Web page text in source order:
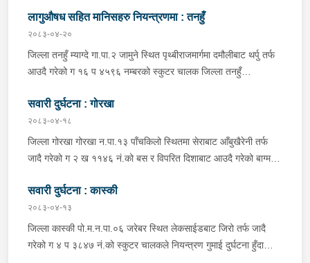
लागुऔषध सहित मानिसहरु नियन्त्रणमा : तनहुँ
२०८३-०४-२०
जिल्ला तनहुँ म्याग्दे गा.पा.२ जामुने स्थित पृथ्बीराजमार्गमा दमौलीबाट थर्पु तर्फ
आउदै गरेको ग १६ प ४५९६ नम्बरको स्कुटर चालक जिल्ला तनहुँ
ऐ.५ बस्ने बर्ष ३४ को नरजंग राना स्कुटर रोकी सर्भिस लेनमा बसीरहेको
अबस्थामा थर्पुबाट खटिएको प्रहरी टोलिले शंकास्पद लागि चेकजाँच गर्ने
क्रममा निज अमन पौडेलको साथबाट र स्कुटरको डिक्की भित्रबाट गरी
प्रतिबन्धित लागुऔषध फेनारागन ११ एम्पुल, डाइजेपाम ११ एम्पुल, नुर्फिन ११
भइरहेको ।
सवारी दुर्घटना : गोरखा
२०८३-०४-१८
जिल्ला गोरखा गोरखा न.पा.१३ पाँचकिलो स्थितमा सेराबाट आँबुखैरेनी तर्फ
जादै गरेको ग २ ख ११४६ नं.को बस र विपरित दिशाबाट आउदै गरेको बाग्मती
जिल्ला गोरखा सहिदलखन गा.पा.१ बक्राङ बस्ने वर्ष ३४ को विवश वि.क,
सवार वर्ष २७ को शंकर बिश्वकर्मा, शंकर वि.क को छोरी १५ महिनाकी प्रभा
विश्वकर्मा, बस चालक जिल्ला गोरखा पालुङटार न.पा.६ बस्ने वर्ष ३० को
मिलन गुरुङ. गोरखा न.पा.१३ देउराली बस्ने वर्ष ४२ को कृष्णा राम नराल
सवारी दुर्घटना : कास्की
२०८३-०४-१३
जिल्ला कास्की पो.म.न.पा.०६ जरेबर स्थित लेकसाईडबाट जिरो तर्फ जादै
गरेको ग ४ प ३८४७ नं.को स्कुटर चालकले नियन्त्रण गुमाई दुर्घटना हुँदा